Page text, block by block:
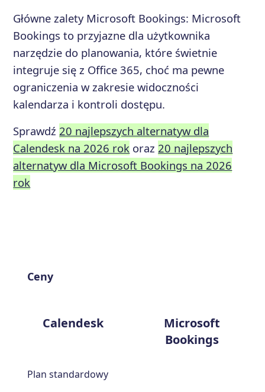
Główne zalety Microsoft Bookings: Microsoft
Bookings to przyjazne dla użytkownika
narzędzie do planowania, które świetnie
integruje się z Office 365, choć ma pewne
ograniczenia w zakresie widoczności
kalendarza i kontroli dostępu.
Sprawdź 20 najlepszych alternatyw dla
Calendesk na 2026 rok oraz 20 najlepszych
alternatyw dla Microsoft Bookings na 2026
rok
Ceny
Calendesk
Microsoft
Bookings
Plan standardowy